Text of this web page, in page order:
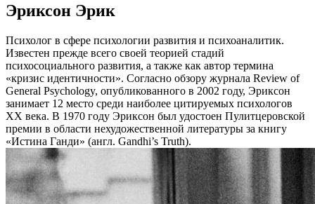
Эриксон Эрик
Психолог в сфере психологии развития и психоаналитик.
Известен прежде всего своей теорией стадий
психосоциального развития, а также как автор термина
«кризис идентичности». Согласно обзору журнала Review of
General Psychology, опубликованного в 2002 году, Эриксон
занимает 12 место среди наиболее цитируемых психологов
XX века. В 1970 году Эриксон был удостоен Пулитцеровской
премии в области нехудожественной литературы за книгу
«Истина Ганди» (англ. Gandhi’s Truth).